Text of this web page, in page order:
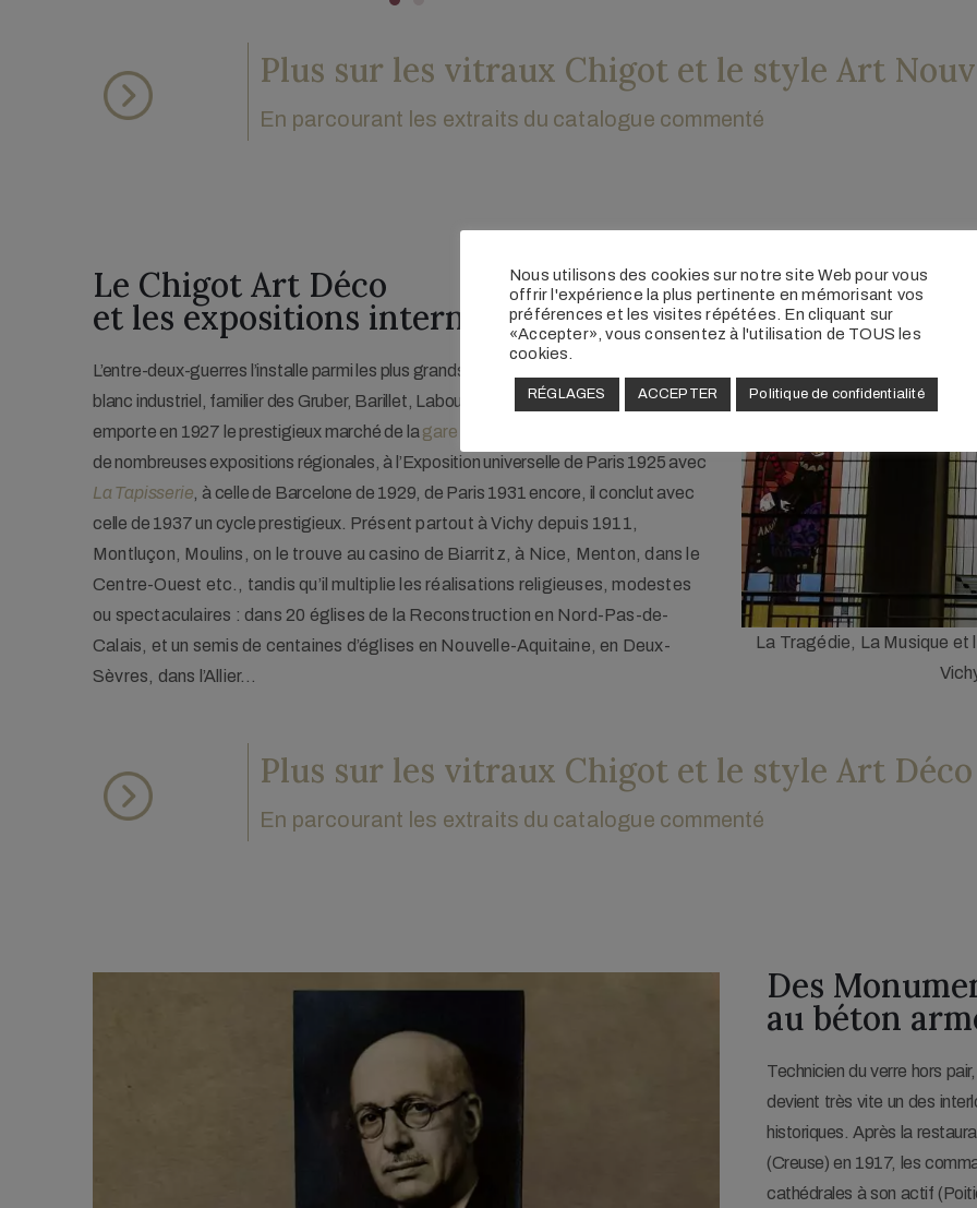
Plus sur les vitraux Chigot et le style Art
En parcourant les extraits du catalogue commenté
Le Chigot Art Déco
et les expositions internationales
L’entre-deux-guerres l’installe parmi les plus grands du vitrail Art déco et du verre
blanc industriel, familier des Gruber, Barillet, Labouret, Gaudin… A Limoges, il
emporte en 1927 le prestigieux marché de lagare des Bénédictins
de nombreuses expositions régionales, à l’Exposition universelle de Paris 1925 avec
La Tapisserie , à celle de Barcelone de 1929, de Paris 1931 encore, il conclut avec
celle de 1937 un cycle prestigieux. Présent partout à Vichy depuis 1911,
Montluçon, Moulins, on le trouve au casino de Biarritz, à Nice, Menton, dans le
Centre-Ouest etc., tandis qu’il multiplie les réalisations religieuses, modestes
ou spectaculaires : dans 20 églises de la Reconstruction en Nord-Pas-de-
Calais, et un semis de centaines d’églises en Nouvelle-Aquitaine, en Deux-
Sèvres, dans l’Allier…
© Salon de
La Tragédie, La Musique et la Comédie, Parot/Chigot, 1928, Petit Casino de
Verrières de la Gare des
Plus sur les vitraux Chigot et le style Art Déco
En parcourant les extraits du catalogue commenté
Des
au béton
Technicien du verre hors
devient très vite un des
historiques. Après la
(Creuse) en 1917, les
cathédrales à son actif
Nous utilisons des cookies sur notre site Web pour vous
offrir l'expérience la plus pertinente en mémorisant vos
préférences et les visites répétées. En cliquant sur
«Accepter», vous consentez à l'utilisation de TOUS les
cookies.
RÉGLAGES ACCEPTER Politique de confidentialité